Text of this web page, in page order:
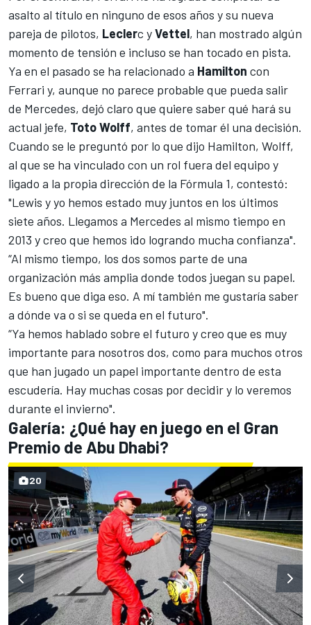
asalto al título en ninguno de esos años y su nueva
pareja de pilotos, Leclerc yVettel, han mostrado algún
momento de tensión e incluso se han tocado en pista.
Ya en el pasado se ha relacionado a Hamilton con
Ferrari y, aunque no parece probable que pueda salir
de Mercedes, dejó claro que quiere saber qué hará su
actual jefe, Toto Wolff, antes de tomar él una decisión.
Cuando se le preguntó por lo que dijo Hamilton, Wolff,
al que se ha vinculado con un rol fuera del equipo y
ligado a la propia dirección de la Fórmula 1, contestó:
"Lewis y yo hemos estado muy juntos en los últimos
siete años. Llegamos a Mercedes al mismo tiempo en
2013 y creo que hemos ido logrando mucha confianza".
“Al mismo tiempo, los dos somos parte de una
organización más amplia donde todos juegan su papel.
Es bueno que diga eso. A mí también me gustaría saber
a dónde va o si se queda en el futuro".
“Ya hemos hablado sobre el futuro y creo que es muy
importante para nosotros dos, como para muchos otros
que han jugado un papel importante dentro de esta
escudería. Hay muchas cosas por decidir y lo veremos
durante el invierno".
Galería: ¿Qué hay en juego en el Gran
Premio de Abu Dhabi?
20